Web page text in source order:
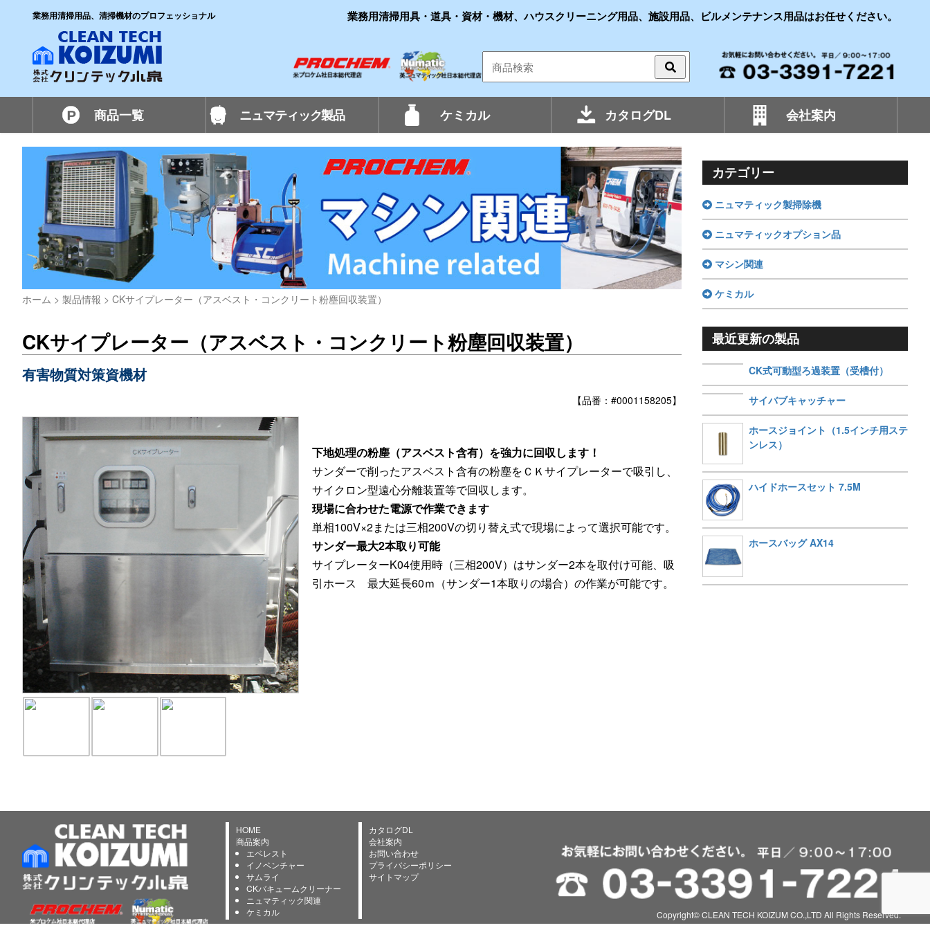
業務用清掃用品、清掃機材のプロフェッショナル 業務用清掃用具・道具・資材・機材、ハウスクリーニング用品、施設用品、ビルメンテナンス用品はお任せください。
商品一覧 ニュマティック製品 ケミカル カタログDL 会社案内
ホーム > 製品情報 > CKサイプレーター（アスベスト・コンクリート粉塵回収装置）
CKサイプレーター（アスベスト・コンクリート粉塵回収装置）
有害物質対策資機材
【品番：#0001158205】
下地処理の粉塵（アスベスト含有）を強力に回収します！
サンダーで削ったアスベスト含有の粉塵をＣＫサイプレーターで吸引し、
サイクロン型遠心分離装置等で回収します。
現場に合わせた電源で作業できます
単相100V×2または三相200Vの切り替え式で現場によって選択可能です。
サンダー最大2本取り可能
サイプレーターK04使用時（三相200V）はサンダー2本を取付け可能、吸
引ホース 最大延長60ｍ（サンダー1本取りの場合）の作業が可能です。
カテゴリー
ニュマティック製掃除機
ニュマティックオプション品
マシン関連
ケミカル
最近更新の製品
CK式可動型ろ過装置（受槽付）
サイバブキャッチャー
ホースジョイント（1.5インチ用ステ
ンレス）
ハイドホースセット 7.5M
ホースバッグ AX14
HOME
商品案内
エベレスト
イノベンチャー
サムライ
CKバキュームクリーナー
ニュマティック関連
ケミカル
カタログDL
会社案内
お問い合わせ
プライバシーポリシー
サイトマップ
Copyright© CLEAN TECH KOIZUM CO.,LTD All Rights Reserved.